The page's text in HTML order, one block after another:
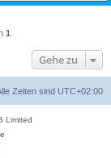
1
Gehe zu
Zeiten sind UTC+02:00
Limited